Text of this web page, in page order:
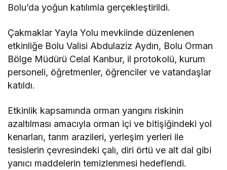
Bolu’da yoğun katılımla gerçekleştirildi.
Çakmaklar Yayla Yolu mevkiinde düzenlenen
etkinliğe Bolu Valisi Abdulaziz Aydın, Bolu Orman
Bölge Müdürü Celal Kanbur, il protokolü, kurum
personeli, öğretmenler, öğrenciler ve vatandaşlar
katıldı.
Etkinlik kapsamında orman yangını riskinin
azaltılması amacıyla orman içi ve bitişiğindeki yol
kenarları, tarım arazileri, yerleşim yerleri ile
tesislerin çevresindeki çalı, diri örtü ve alt dal gibi
yanıcı maddelerin temizlenmesi hedeflendi.